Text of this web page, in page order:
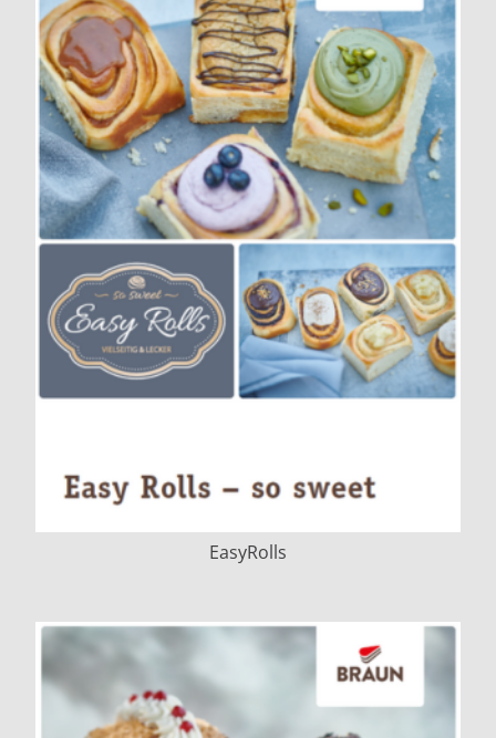
EasyRolls